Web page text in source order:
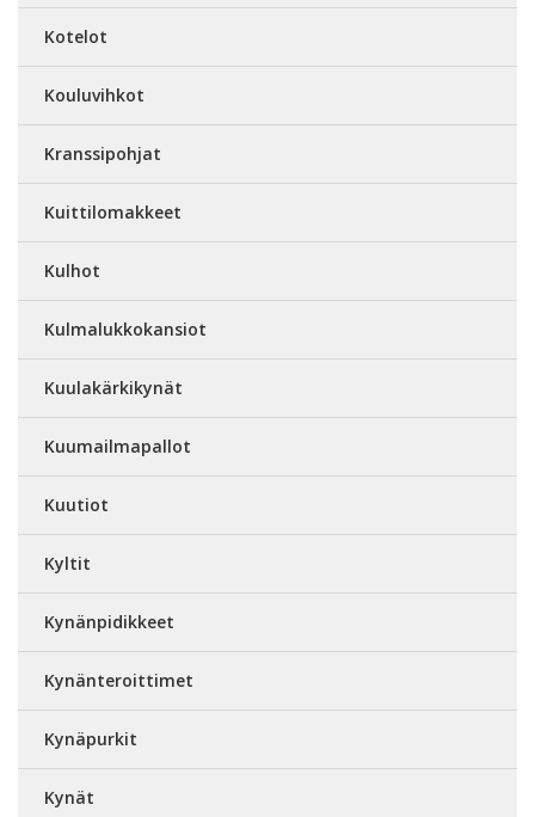
Kotelot
Kouluvihkot
Kranssipohjat
Kuittilomakkeet
Kulhot
Kulmalukkokansiot
Kuulakärkikynät
Kuumailmapallot
Kuutiot
Kyltit
Kynänpidikkeet
Kynänteroittimet
Kynäpurkit
Kynät